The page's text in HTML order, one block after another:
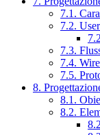
7.1.
7.2.
7.3.
7.4.
7.5.
8.
8.1.
8.2.